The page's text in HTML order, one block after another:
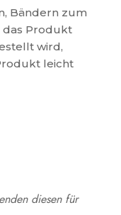
Bändern zum
das Produkt
wird,
leicht
diesen für